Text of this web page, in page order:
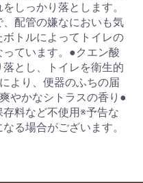
しっかり落とします。
配管の嫌なにおいも気
トルによってトイレの
ています。●クエン酸
とし、トイレを衛生的
より、便器のふちの届
やかなシトラスの香り●
料など不使用※予告な
る場合がございます。